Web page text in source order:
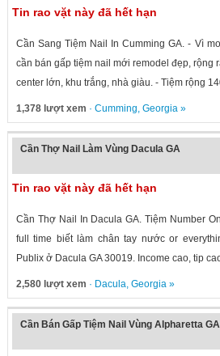
Tin rao vặt này đã hết hạn
Cần Sang Tiệm Nail In Cumming GA. - Vì
cần bán gấp tiệm nail mới remodel đẹp, rộng
center lớn, khu trắng, nhà giàu. - Tiệm rộng
1,378 lượt xem · Cumming, Georgia»
Cần Thợ Nail Làm Vùng Dacula GA
Tin rao vặt này đã hết hạn
Cần Thợ Nail In Dacula GA. Tiệm Number
full time biết làm chân tay nước or
Publix ở Dacula GA 30019. Income cao, tip
2,580 lượt xem · Dacula, Georgia»
Cần Bán Gấp Tiệm Nail Vùng Alpharetta GA